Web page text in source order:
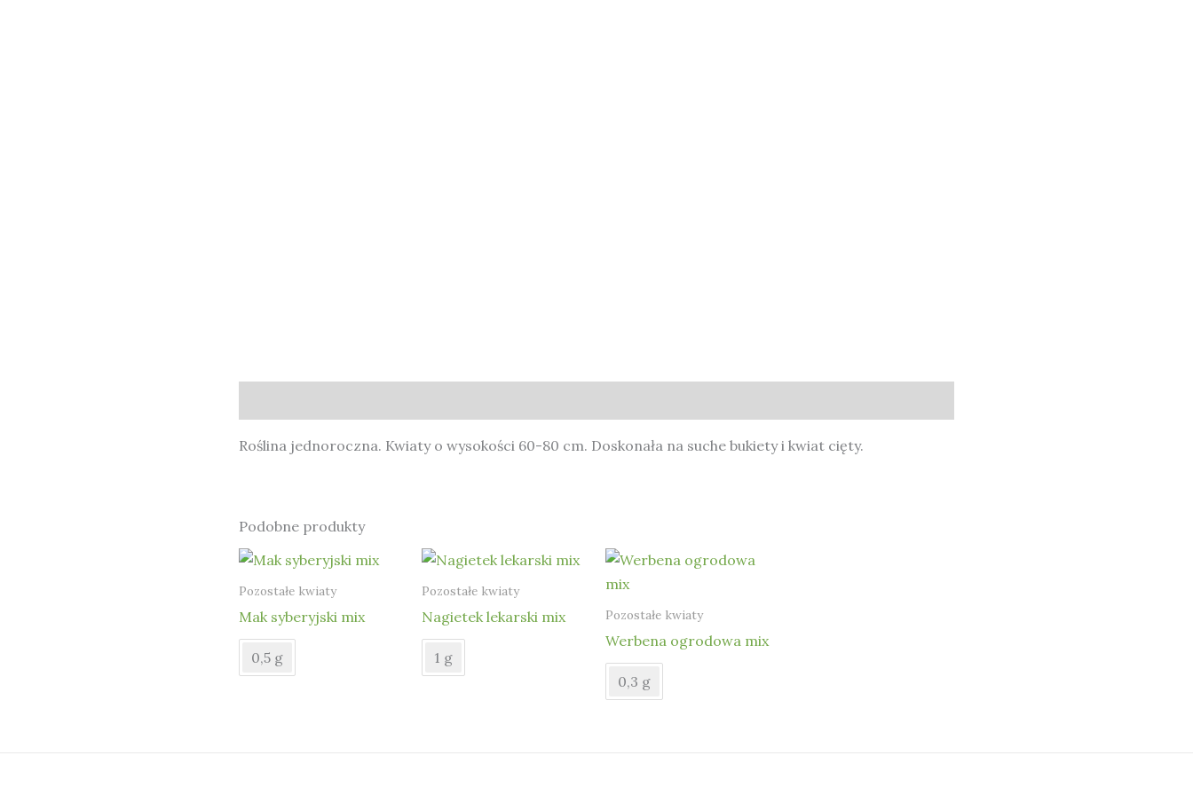
Roślina jednoroczna. Kwiaty o wysokości 60-80 cm. Doskonała na suche bukiety i kwiat cięty.
Podobne produkty
Pozostałe kwiaty
Mak syberyjski mix
0,5 g
Pozostałe kwiaty
Nagietek lekarski mix
1 g
Pozostałe kwiaty
Werbena ogrodowa mix
0,3 g